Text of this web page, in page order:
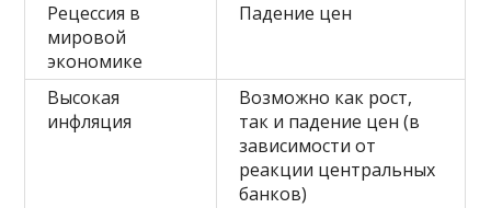
Рецессия в
мировой
экономике
Падение цен
Высокая
инфляция
Возможно как рост,
так и падение цен (в
зависимости от
реакции центральных
банков)